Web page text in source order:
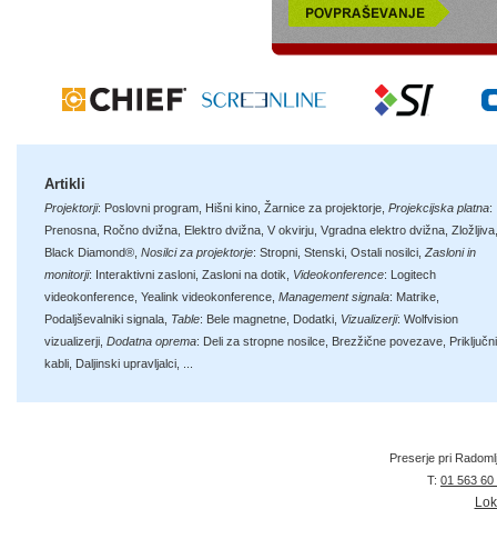
Artikli
Projektorji: Poslovni program Hišni kino Žarnice za projektorje Projekcijska platna:
Prenosna Ročno dvižna Elektro dvižna V okvirju Vgradna elektro dvižna Zložljiva
Black Diamond® Nosilci za projektorje: Stropni Stenski Ostali nosilci Zasloni in
monitorji: Interaktivni zasloni Zasloni na dotik Videokonference: Logitech
videokonference Yealink videokonference Management signala: Matrike
Podaljševalniki signala Table: Bele magnetne Dodatki Vizualizerji: Wolfvision
vizualizerji Dodatna oprema: Deli za stropne nosilce Brezžične povezave Priključni
kabli Daljinski upravljalci
Preserje pri
T: 01 563 60